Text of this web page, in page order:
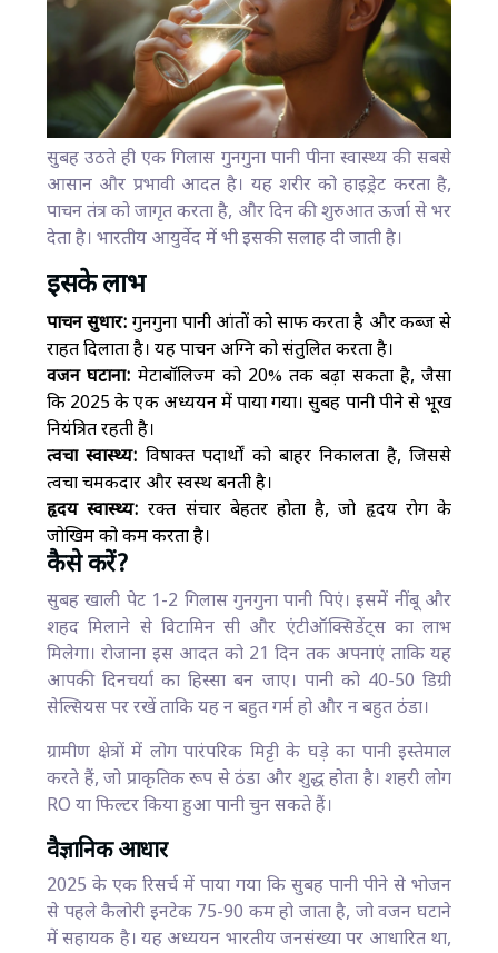
सुबह उठते ही एक गिलास गुनगुना पानी पीना स्वास्थ्य की सबसे
आसान और प्रभावी आदत है। यह शरीर को हाइड्रेट करता है,
पाचन तंत्र को जागृत करता है, और दिन की शुरुआत ऊर्जा से भर
देता है। भारतीय आयुर्वेद में भी इसकी सलाह दी जाती है।
इसके लाभ
पाचन सुधार: गुनगुना पानी आंतों को साफ करता है और कब्ज से
राहत दिलाता है। यह पाचन अग्नि को संतुलित करता है।
वजन घटाना: मेटाबॉलिज्म को 20% तक बढ़ा सकता है, जैसा
कि 2025 के एक अध्ययन में पाया गया। सुबह पानी पीने से भूख
नियंत्रित रहती है।
त्वचा स्वास्थ्य: विषाक्त पदार्थों को बाहर निकालता है, जिससे
त्वचा चमकदार और स्वस्थ बनती है।
हृदय स्वास्थ्य: रक्त संचार बेहतर होता है, जो हृदय रोग के
जोखिम को कम करता है।
कैसे करें?
सुबह खाली पेट 1-2 गिलास गुनगुना पानी पिएं। इसमें नींबू और
शहद मिलाने से विटामिन सी और एंटीऑक्सिडेंट्स का लाभ
मिलेगा। रोजाना इस आदत को 21 दिन तक अपनाएं ताकि यह
आपकी दिनचर्या का हिस्सा बन जाए। पानी को 40-50 डिग्री
सेल्सियस पर रखें ताकि यह न बहुत गर्म हो और न बहुत ठंडा।
ग्रामीण क्षेत्रों में लोग पारंपरिक मिट्टी के घड़े का पानी इस्तेमाल
करते हैं, जो प्राकृतिक रूप से ठंडा और शुद्ध होता है। शहरी लोग
RO या फिल्टर किया हुआ पानी चुन सकते हैं।
वैज्ञानिक आधार
2025 के एक रिसर्च में पाया गया कि सुबह पानी पीने से भोजन
से पहले कैलोरी इनटेक 75-90 कम हो जाता है, जो वजन घटाने
में सहायक है। यह अध्ययन भारतीय जनसंख्या पर आधारित था,